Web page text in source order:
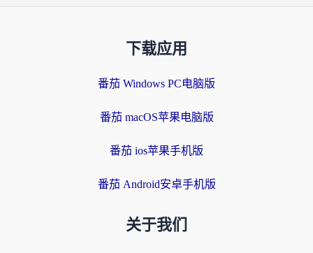
下载应用
番茄 Windows PC电脑版
番茄 macOS苹果电脑版
番茄 ios苹果手机版
番茄 Android安卓手机版
关于我们